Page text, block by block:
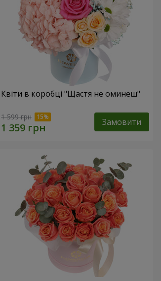
Квіти в коробці "Щастя не оминеш"
1 599 грн Замовити